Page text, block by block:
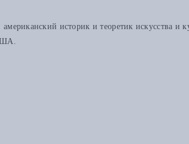
историк и теоретик искусства и